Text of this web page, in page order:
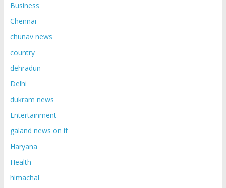
Business
Chennai
chunav news
country
dehradun
Delhi
dukram news
Entertainment
galand news on if
Haryana
Health
himachal